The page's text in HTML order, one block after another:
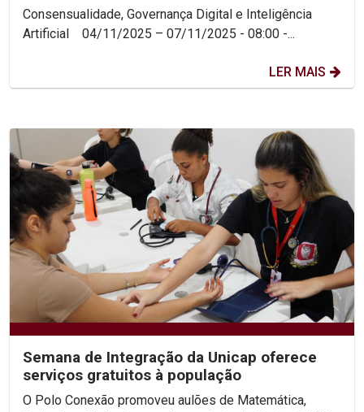
Consensualidade, Governança Digital e Inteligência
Artificial 04/11/2025 – 07/11/2025 - 08:00 -...
LER MAIS
Semana de Integração da Unicap oferece
serviços gratuitos à população
O Polo Conexão promoveu aulões de Matemática,